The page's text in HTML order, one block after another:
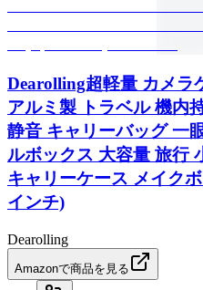
Dearolling超軽量 カメラ
アルミ製 トラベル 機内
静音 キャリーバッグ 一
ルボックス 大容量 旅行
キャリーケース メイク
インチ)
Dearolling
Amazonで商品を見る